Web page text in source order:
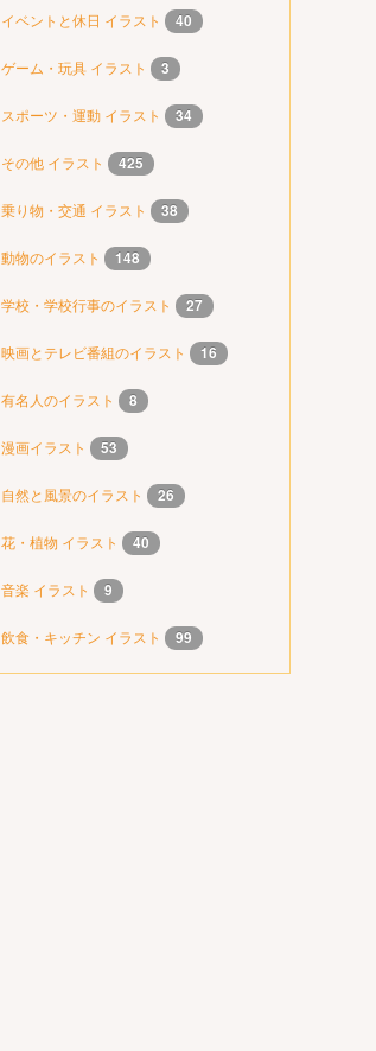
イベントと休日 イラスト 40
ゲーム・玩具 イラスト 3
スポーツ・運動 イラスト 34
その他 イラスト 425
乗り物・交通 イラスト 38
動物のイラスト 148
学校・学校行事のイラスト 27
映画とテレビ番組のイラスト 16
有名人のイラスト 8
漫画イラスト 53
自然と風景のイラスト 26
花・植物 イラスト 40
音楽 イラスト 9
飲食・キッチン イラスト 99